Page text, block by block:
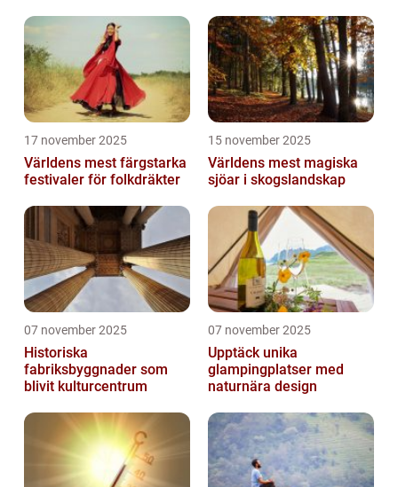
17 november 2025
Världens mest färgstarka
festivaler för folkdräkter
15 november 2025
Världens mest magiska
sjöar i skogslandskap
07 november 2025
Historiska
fabriksbyggnader som
blivit kulturcentrum
07 november 2025
Upptäck unika
glampingplatser med
naturnära design